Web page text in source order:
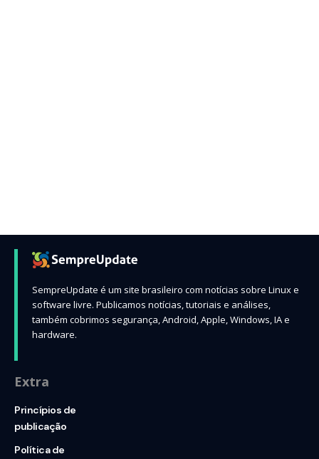
SempreUpdate é um site brasileiro com notícias sobre Linux e
software livre. Publicamos notícias, tutoriais e análises,
também cobrimos segurança, Android, Apple, Windows, IA e
hardware.
Extra
Princípios de
publicação
Política de